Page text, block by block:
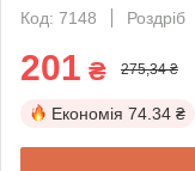
Код: 7148
Роздріб
201 ₴ 275,34 ₴
Економія 74.34 ₴